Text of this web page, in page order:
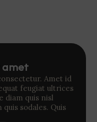
amet
Amet id
feugiat ultrices
diam quis nisl
sodales. Quis